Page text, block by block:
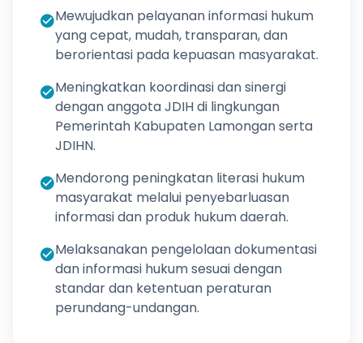
Mewujudkan pelayanan informasi hukum
yang cepat, mudah, transparan, dan
berorientasi pada kepuasan masyarakat.
Meningkatkan koordinasi dan sinergi
dengan anggota JDIH di lingkungan
Pemerintah Kabupaten Lamongan serta
JDIHN.
Mendorong peningkatan literasi hukum
masyarakat melalui penyebarluasan
informasi dan produk hukum daerah.
Melaksanakan pengelolaan dokumentasi
dan informasi hukum sesuai dengan
standar dan ketentuan peraturan
perundang-undangan.